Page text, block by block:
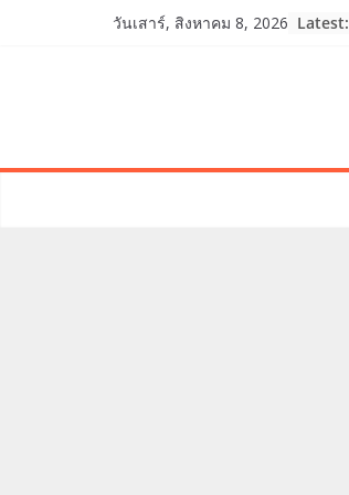
วันเสาร์, สิงหาคม 8, 2026 Latest: